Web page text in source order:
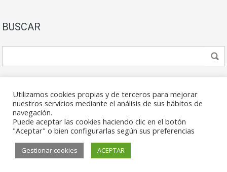
BUSCAR
© 2026. Todos los derechos reservados.
Utilizamos cookies propias y de terceros para mejorar
nuestros servicios mediante el análisis de sus hábitos de
navegación.
Puede aceptar las cookies haciendo clic en el botón
"Aceptar" o bien configurarlas según sus preferencias
Gestionar cookies ACEPTAR